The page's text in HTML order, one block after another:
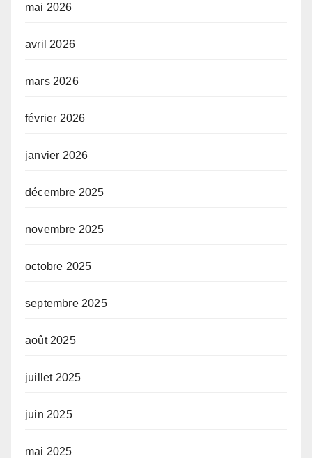
mai 2026
avril 2026
mars 2026
février 2026
janvier 2026
décembre 2025
novembre 2025
octobre 2025
septembre 2025
août 2025
juillet 2025
juin 2025
mai 2025